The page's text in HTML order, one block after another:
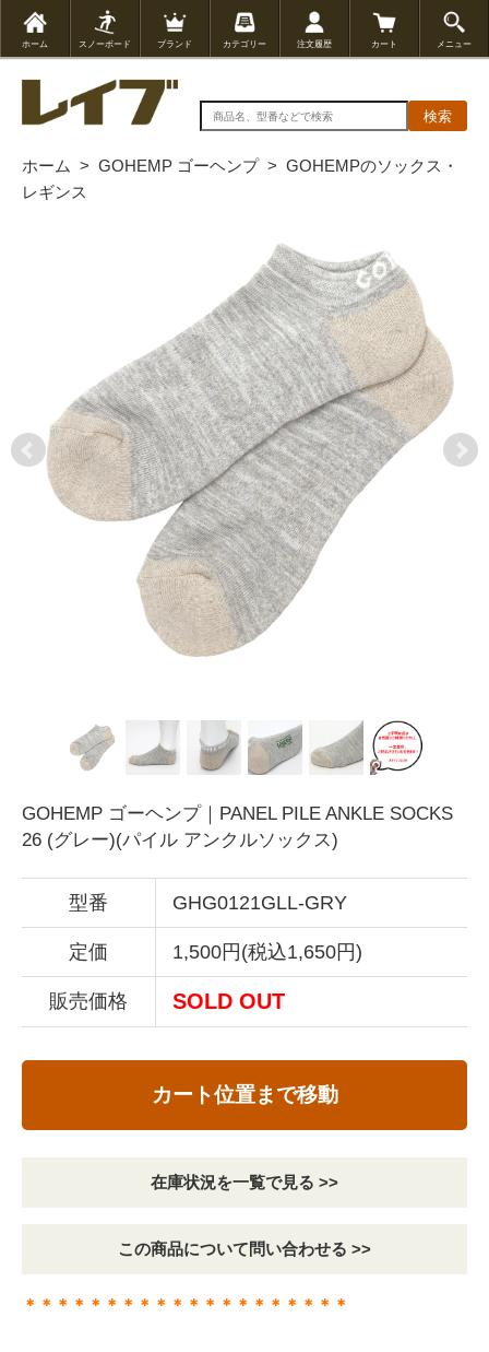
ホーム スノーボード ブランド カテゴリー 注文履歴 カート メニュー
検索
ホーム > GOHEMP ゴーヘンプ> GOHEMPのソックス・
レギンス
GOHEMP ゴーヘンプ｜PANEL PILE ANKLE SOCKS
26 (グレー)(パイル アンクルソックス)
型番 GHG0121GLL-GRY
定価 1,500円(税込1,650円)
販売価格 SOLD OUT
カート位置まで移動
在庫状況を一覧で見る >>
この商品について問い合わせる >>
＊＊＊＊＊＊＊＊＊＊＊＊＊＊＊＊＊＊＊＊